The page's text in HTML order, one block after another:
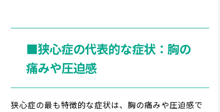
■狭心症の代表的な症状：胸の
痛みや圧迫感
狭心症の最も特徴的な症状は、胸の痛みや圧迫感で